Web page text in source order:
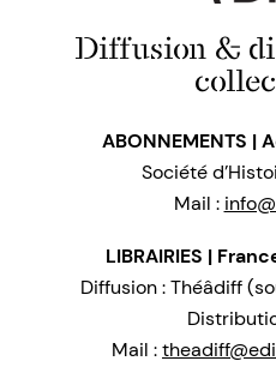
Diffusion &
ABONNEMENTS |
Société
Mail :
LIBRAIRIES |
Diffusion : Théâdiff
Mail :